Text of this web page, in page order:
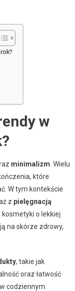
w
minimalizm . Wielu
które
W tym kontekście
z pielęgnacją
o lekkiej
na skórze zdrowy,
, takie jak
oraz łatwość
codziennym